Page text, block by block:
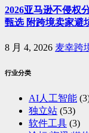
2026亚马逊不侵权
甄选 附跨境卖家避
8 月 4, 2026 麦幸跨
行业分类
AI人工智能
独立站 (53)
软件工具 (3)